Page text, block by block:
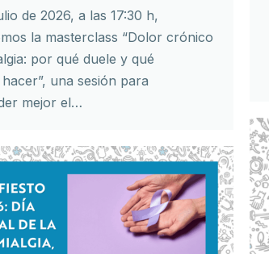
de 2026, a las 17:30 h,
la masterclass “Dolor crónico
por qué duele y qué
una sesión para
mejor el…